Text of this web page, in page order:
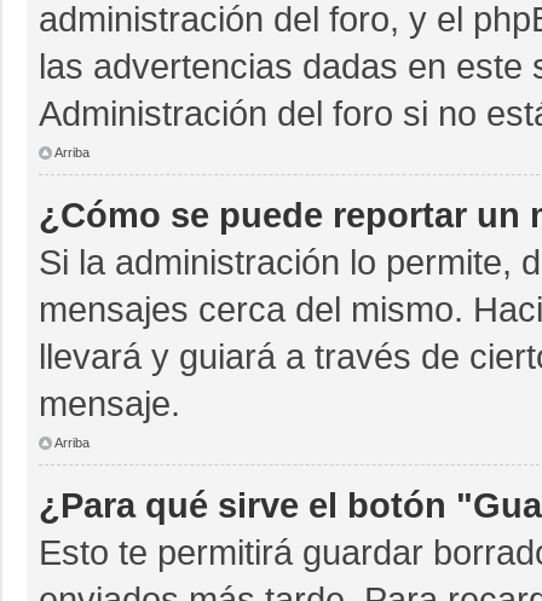
administración del foro, y el
las advertencias dadas en este
Administración del foro si no
Arriba
¿Cómo se puede reportar un
Si la administración lo permite,
mensajes cerca del mismo.
llevará y guiará a través de
mensaje.
Arriba
¿Para qué sirve el botón
Esto te permitirá guardar